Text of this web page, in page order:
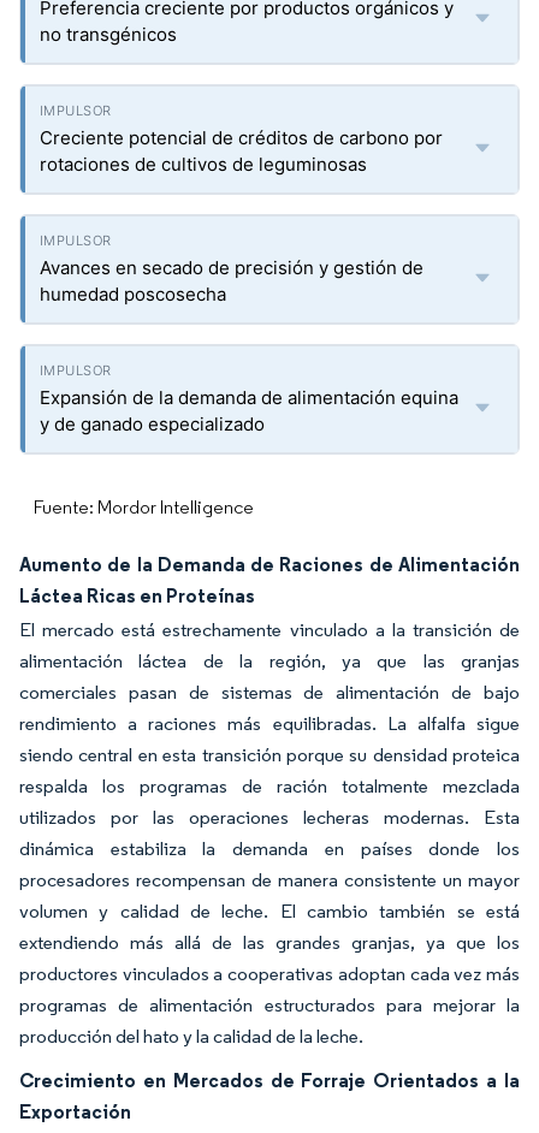
Preferencia creciente por productos orgánicos y
no transgénicos
Creciente potencial de créditos de carbono por
rotaciones de cultivos de leguminosas
Avances en secado de precisión y gestión de
humedad poscosecha
Expansión de la demanda de alimentación equina
y de ganado especializado
Fuente: Mordor Intelligence
Aumento de la Demanda de Raciones de Alimentación
Láctea Ricas en Proteínas
El mercado está estrechamente vinculado a la transición de
alimentación láctea de la región, ya que las granjas
comerciales pasan de sistemas de alimentación de bajo
rendimiento a raciones más equilibradas. La alfalfa sigue
siendo central en esta transición porque su densidad proteica
respalda los programas de ración totalmente mezclada
utilizados por las operaciones lecheras modernas. Esta
dinámica estabiliza la demanda en países donde los
procesadores recompensan de manera consistente un mayor
volumen y calidad de leche. El cambio también se está
extendiendo más allá de las grandes granjas, ya que los
productores vinculados a cooperativas adoptan cada vez más
programas de alimentación estructurados para mejorar la
producción del hato y la calidad de la leche.
Crecimiento en Mercados de Forraje Orientados a la
Exportación